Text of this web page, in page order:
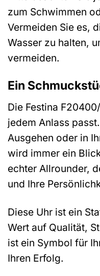
zum Schwimmen
Vermeiden Sie es,
Wasser zu halten,
vermeiden.
Ein
Die Festina
jedem Anlass
Ausgehen oder in
wird immer ein
echter Allrounder,
und Ihre
Diese Uhr ist ein
Wert auf Qualität,
ist ein Symbol für
Ihren Erfolg.